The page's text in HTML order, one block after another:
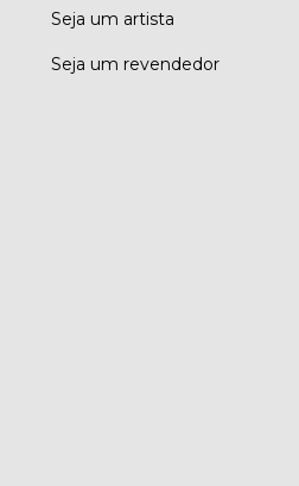
Seja um artista
Seja um revendedor